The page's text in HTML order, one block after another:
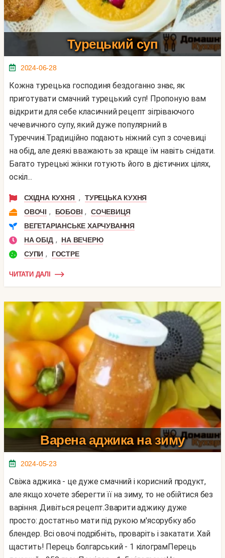
Турецький суп
2024-06-28
Кожна турецька господиня бездоганно знає, як
приготувати смачний турецький суп! Пропоную вам
відкрити для себе класичний рецепт зігріваючого
чечевичного супу, який дуже популярний в
Туреччині.Традиційно подають ніжний суп з сочевиці
на обід, але деякі вважають за краще їм навіть снідати.
Багато турецькі жінки готують його в дієтичних цілях,
оскіл...
СХІДНА КУХНЯ ,
ТУРЕЦЬКА КУХНЯ
ОВОЧІ , БОБОВІ ,
СОЧЕВИЦЯ
ВЕГЕТАРІАНСЬКЕ ХАРЧУВАННЯ
НА ОБІД ,
НА ВЕЧЕРЮ
СУПИ , ГОСТРЕ
ЧИТАТИ ДАЛІ
Варена аджика на зиму
2024-05-23
Свіжа аджика - це дуже смачний і корисний продукт,
але якщо хочете зберегти її на зиму, то не обійтися без
варіння. Дивіться рецепт.Зварити аджику дуже
просто: достатньо мати під рукою м'ясорубку або
блендер. Всі овочі подрібніть, проваріть і закатати. Хай
щастить! Перець болгарський - 1 кілограмПерець